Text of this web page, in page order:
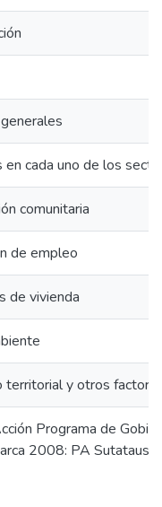
cada uno de los
comunitaria
de empleo
de vivienda
territorial y otros
Programa de
2008: PA